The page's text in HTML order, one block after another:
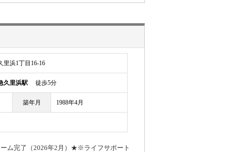
里浜1丁目16-16
久里浜駅 徒歩5分
築年月 1988年4月
完了（2026年2月）★※ライフサポート